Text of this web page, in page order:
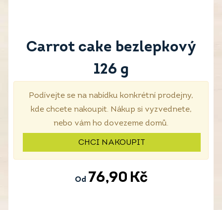
Carrot cake bezlepkový
126 g
Podívejte se na nabídku konkrétní prodejny,
kde chcete nakoupit. Nákup si vyzvednete,
nebo vám ho dovezeme domů.
CHCI NAKOUPIT
Od 76,90 Kč